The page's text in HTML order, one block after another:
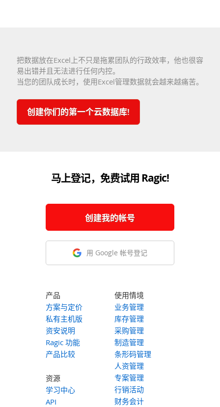
把数据放在Excel上不只是拖累团队的行政效率，他也很容
易出错并且无法进行任何内控。
当您的团队成长时，使用Excel管理数据就会越来越痛苦。
创建你们的第一个云数据库!
马上登记，免费试用 Ragic!
创建我的帐号
用 Google 帐号登记
产品
方案与定价
私有主机版
资安说明
Ragic 功能
产品比较
资源
学习中心
API
使用情境
业务管理
库存管理
采购管理
制造管理
条形码管理
人资管理
专案管理
行销活动
财务会计